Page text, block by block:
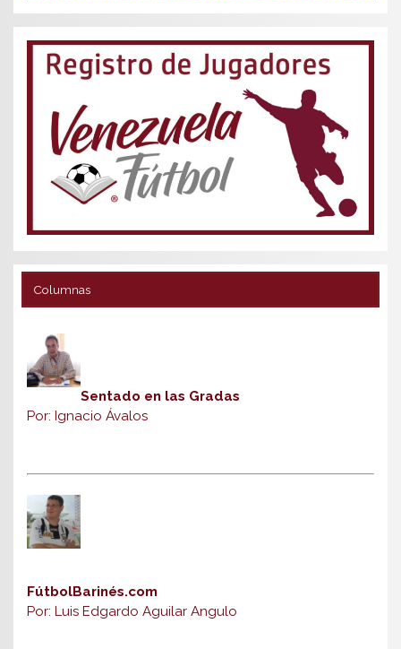
Columnas
Sentado en las Gradas
Por: Ignacio Ávalos
FútbolBarinés.com
Por: Luis Edgardo Aguilar Angulo